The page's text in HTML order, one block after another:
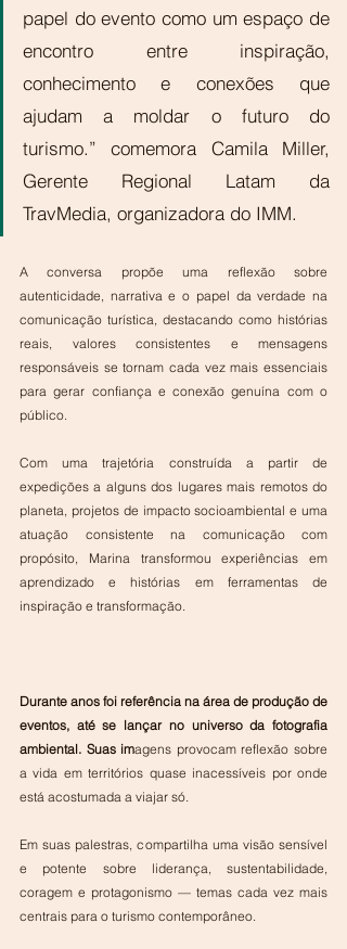
papel do evento como um espaço de
encontro entre inspiração,
conhecimento e conexões que
ajudam a moldar o futuro do
turismo.” comemora Camila Miller,
Gerente Regional Latam da
TravMedia, organizadora do IMM.
A conversa propõe uma reflexão sobre
autenticidade, narrativa e o papel da verdade na
comunicação turística, destacando como histórias
reais, valores consistentes e mensagens
responsáveis se tornam cada vez mais essenciais
para gerar confiança e conexão genuína com o
público.
Com uma trajetória construída a partir de
expedições a alguns dos lugares mais remotos do
planeta, projetos de impacto socioambiental e uma
atuação consistente na comunicação com
propósito, Marina transformou experiências em
aprendizado e histórias em ferramentas de
inspiração e transformação.
Durante anos foi referência na área de produção de
eventos, até se lançar no universo da fotografia
ambiental. Suas imagens provocam reflexão sobre
a vida em territórios quase inacessíveis por onde
está acostumada a viajar só.
Em suas palestras, compartilha uma visão sensível
e potente sobre liderança, sustentabilidade,
coragem e protagonismo — temas cada vez mais
centrais para o turismo contemporâneo.